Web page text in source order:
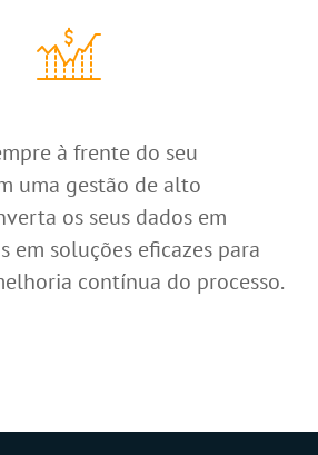
à frente do seu
uma gestão de alto
os seus dados em
em soluções eficazes para
contínua do processo.